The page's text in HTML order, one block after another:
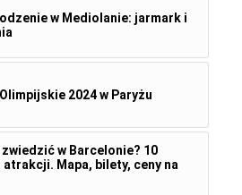
w Mediolanie: jarmark i
2024 w Paryżu
w Barcelonie? 10
atrakcji. Mapa, bilety, ceny na